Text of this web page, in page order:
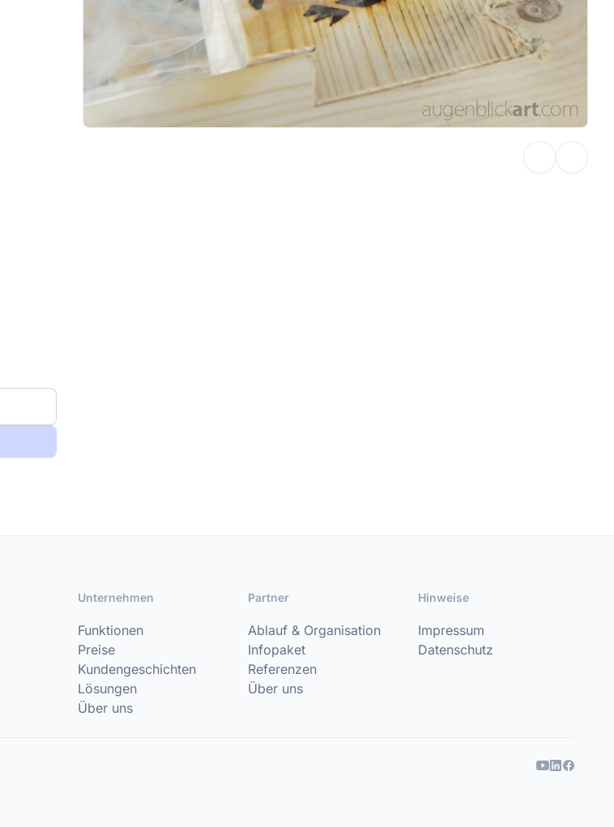
Unternehmen
Funktionen
Preise
Kundengeschichten
Lösungen
Über uns
Partner
Ablauf & Organisation
Infopaket
Referenzen
Über uns
Hinweise
Impressum
Datenschutz